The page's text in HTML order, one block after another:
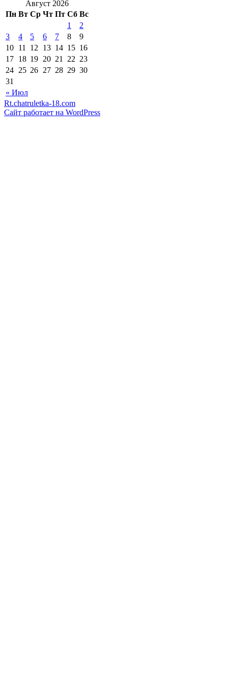
Август 2026
Пн Вт Ср Чт Пт Сб Вс
« Июл
1
2
3
4 5 6 7 8
9
10 11 12 13 14 15 16
17 18 19 20 21 22 23
24 25 26 27 28 29 30
31
Rt.chatruletka-18.com
Сайт работает на WordPress